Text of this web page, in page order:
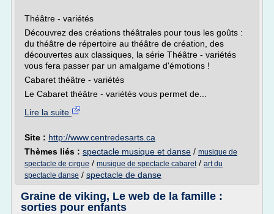
Théâtre - variétés
Découvrez des créations théâtrales pour tous les goûts :
du théâtre de répertoire au théâtre de création, des
découvertes aux classiques, la série Théâtre - variétés
vous fera passer par un amalgame d'émotions !
Cabaret théâtre - variétés
Le Cabaret théâtre - variétés vous permet de...
Lire la suite
Site : http://www.centredesarts.ca
Thèmes liés : spectacle musique et danse / musique de
spectacle de cirque / musique de spectacle cabaret/ art du
spectacle danse / spectacle de danse
Graine de viking, Le web de la famille :
sorties pour enfants